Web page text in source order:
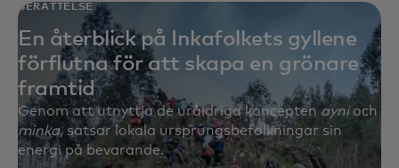
BERÄTTELSE
En återblick på Inkafolkets gyllene
förflutna för att skapa en grönare
framtid
Genom att utnyttja de uråldriga koncepten aynioch
minka, satsar lokala ursprungsbefolkningar sin
energi på bevarande.